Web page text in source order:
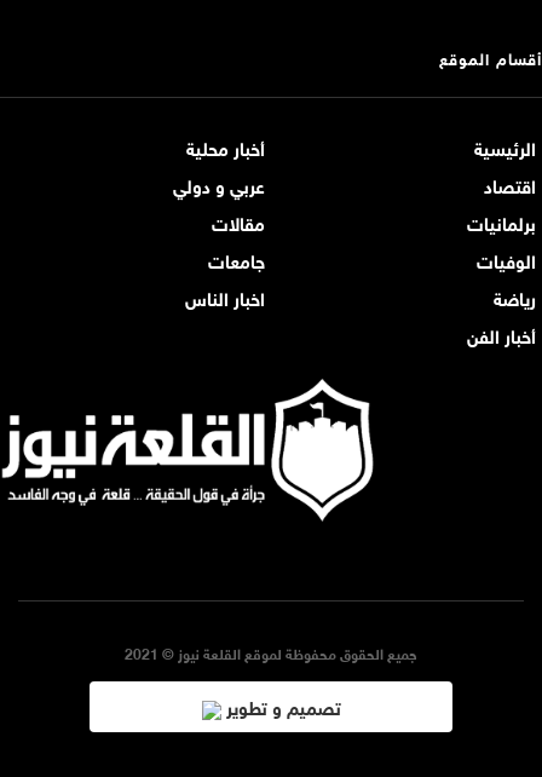
أقسام الموقع
الرئيسية
أخبار محلية
اقتصاد
عربي و دولي
برلمانيات
مقالات
الوفيات
جامعات
رياضة
اخبار الناس
أخبار الفن
جميع الحقوق محفوظة لموقع القلعة نيوز © 2021
تصميم و تطوير